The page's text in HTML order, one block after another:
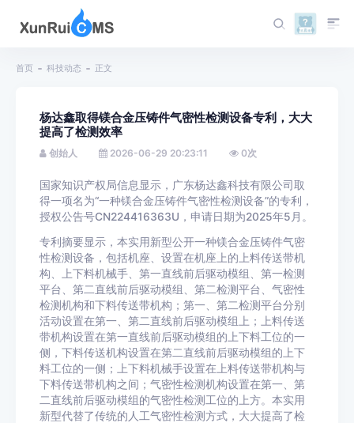
首页 科技动态 正文
杨达鑫取得镁合金压铸件气密性检测设备专利，大大
提高了检测效率
创始人 2026-06-29 20:23:11 0次
国家知识产权局信息显示，广东杨达鑫科技有限公司取
得一项名为“一种镁合金压铸件气密性检测设备”的专利，
授权公告号CN224416363U，申请日期为2025年5月。
专利摘要显示，本实用新型公开一种镁合金压铸件气密
性检测设备，包括机座、设置在机座上的上料传送带机
构、上下料机械手、第一直线前后驱动模组、第一检测
平台、第二直线前后驱动模组、第二检测平台、气密性
检测机构和下料传送带机构；第一、第二检测平台分别
活动设置在第一、第二直线前后驱动模组上；上料传送
带机构设置在第一直线前后驱动模组的上下料工位的一
侧，下料传送机构设置在第二直线前后驱动模组的上下
料工位的一侧；上下料机械手设置在上料传送带机构与
下料传送带机构之间；气密性检测机构设置在第一、第
二直线前后驱动模组的气密性检测工位的上方。本实用
新型代替了传统的人工气密性检测方式，大大提高了检